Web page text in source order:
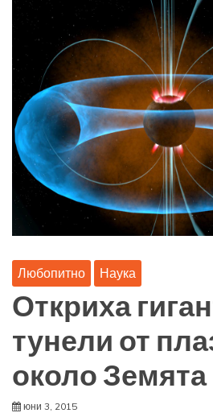
Любопитно Наука
Откриха
тунели от
около Земята
юни 3, 2015